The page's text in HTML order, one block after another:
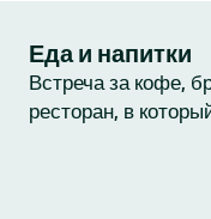
Еда и напитки
Встреча за кофе,
ресторан, в